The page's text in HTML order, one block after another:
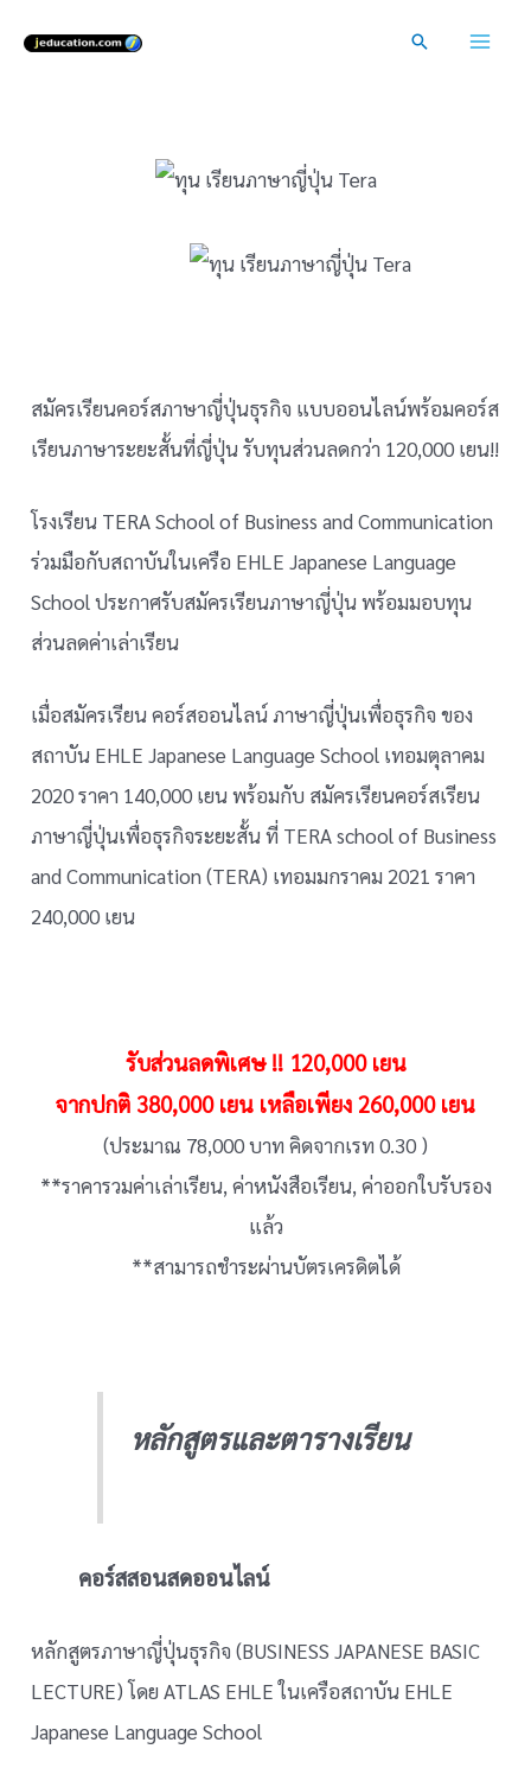
Search
ทุน เรียนภาษาญี่ปุ่น
สมัครเรียนคอร์สภาษาญี่ปุ่นธุรกิจ แบบออนไลน์พร้อมคอร์ส
เรียนภาษาระยะสั้นที่ญี่ปุ่น รับทุนส่วนลดกว่า 120,000 เยน!!
โรงเรียน TERA School of Business and Communication
ร่วมมือกับสถาบันในเครือ EHLE Japanese Language
School ประกาศรับสมัครเรียนภาษาญี่ปุ่น พร้อมมอบทุน
ส่วนลดค่าเล่าเรียน
เมื่อสมัครเรียน คอร์สออนไลน์ ภาษาญี่ปุ่นเพื่อธุรกิจ ของ
สถาบัน EHLE Japanese Language School เทอมตุลาคม
2020 ราคา 140,000 เยน พร้อมกับ สมัครเรียนคอร์สเรียน
ภาษาญี่ปุ่นเพื่อธุรกิจระยะสั้น ที่ TERA school of Business
and Communication (TERA) เทอมมกราคม 2021 ราคา
240,000 เยน
รับส่วนลดพิเศษ !! 120,000 เยน
จากปกติ 380,000 เยน เหลือเพียง 260,000 เยน
(ประมาณ 78,000 บาท คิดจากเรท 0.30 )
**ราคารวมค่าเล่าเรียน, ค่าหนังสือเรียน, ค่าออกใบรับรอง
แล้ว
**สามารถชำระผ่านบัตรเครดิตได้
หลักสูตรและตารางเรียน
คอร์สสอนสดออนไลน์
หลักสูตรภาษาญี่ปุ่นธุรกิจ (BUSINESS JAPANESE BASIC
LECTURE) โดย ATLAS EHLE ในเครือสถาบัน EHLE
Japanese Language School